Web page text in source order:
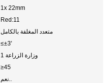
1x 22mm
Red:11
متعدد المغلفة بالكامل
≤±3'
1 وزارة الزراعة
≥45
نعم..